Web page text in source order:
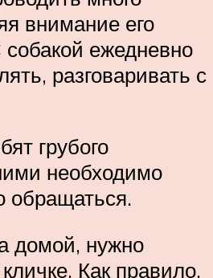
внимание его
ежедневно
разговаривать с
грубого
необходимо
обращаться.
домой, нужно
Как правило,